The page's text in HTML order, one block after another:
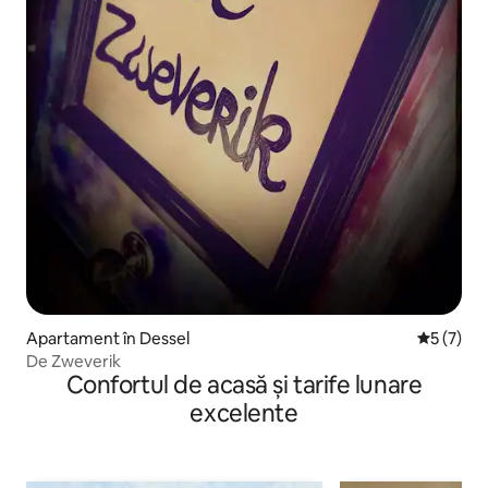
Apartament în Dessel Scor
5 (7)
De Zweverik
Confortul de acasă și tarife lunare
excelente